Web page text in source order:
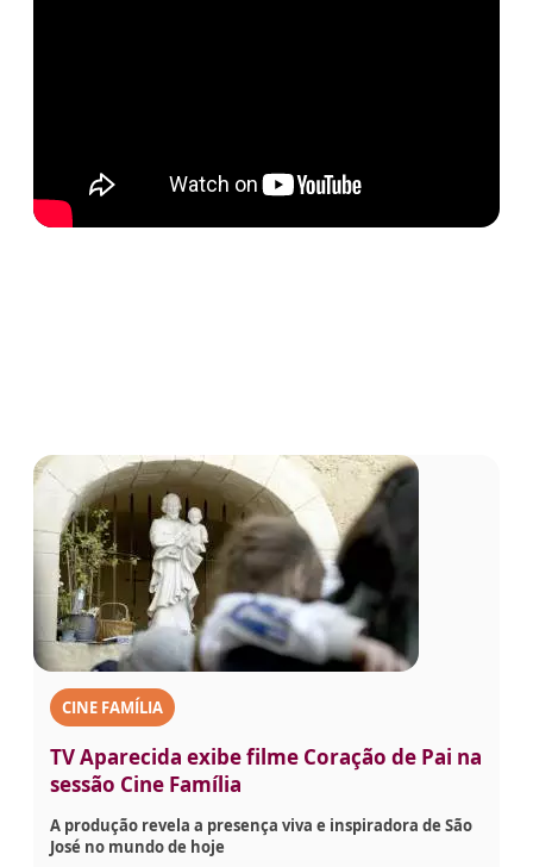
CINE FAMÍLIA
TV Aparecida exibe filme Coração de Pai na
sessão Cine Família
A produção revela a presença viva e inspiradora de São
José no mundo de hoje